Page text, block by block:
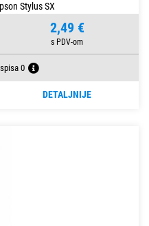
Stylus SX
2,49 €
0
DETALJNIJE